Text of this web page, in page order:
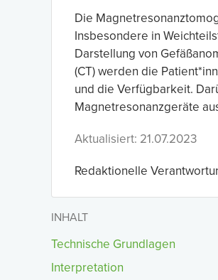
Die
Insbesondere in
Darstellung von
(CT) werden die
und die Verfügbarkeit.
Magnetresonanzgeräte
Aktualisiert: 21.07.2023
Redaktionelle
INHALT
Technische Grundlagen
Interpretation